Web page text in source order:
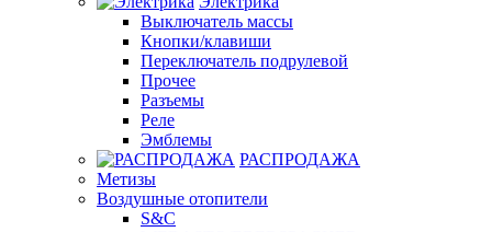
Выключатель массы
Кнопки/клавиши
Переключатель подрулевой
Прочее
Разъемы
Реле
Эмблемы
РАСПРОДАЖА
Метизы
Воздушные отопители
S&C